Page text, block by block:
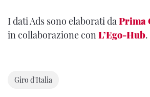
I dati Ads sono elaborati daPrima
in collaborazione conL’Ego-Hub.
Giro d'Italia